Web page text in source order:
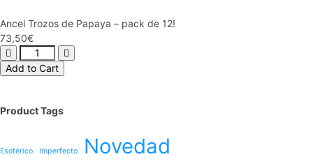
Ancel Trozos de Papaya – pack de 12!
73,50€
Add to Cart
Product Tags
Esotérico Imperfecto Novedad